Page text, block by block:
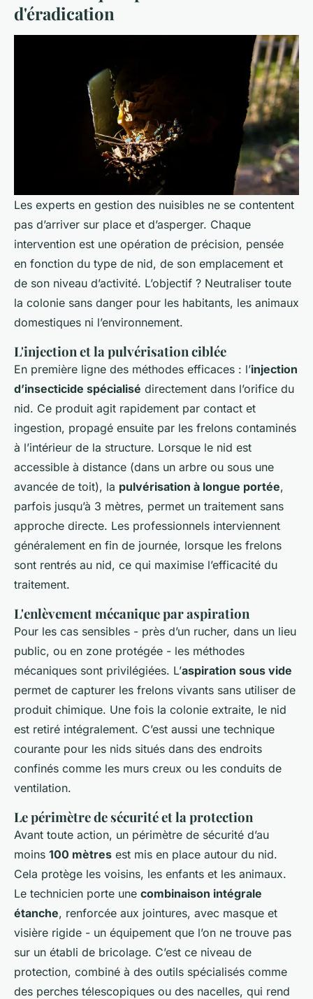
d'éradication
Les experts en gestion des nuisibles ne se contentent
pas d’arriver sur place et d’asperger. Chaque
intervention est une opération de précision, pensée
en fonction du type de nid, de son emplacement et
de son niveau d’activité. L’objectif ? Neutraliser toute
la colonie sans danger pour les habitants, les animaux
domestiques ni l’environnement.
L'injection et la pulvérisation ciblée
En première ligne des méthodes efficaces : l’injection
d’insecticide spécialisé directement dans l’orifice du
nid. Ce produit agit rapidement par contact et
ingestion, propagé ensuite par les frelons contaminés
à l’intérieur de la structure. Lorsque le nid est
accessible à distance (dans un arbre ou sous une
avancée de toit), la pulvérisation à longue portée,
parfois jusqu’à 3 mètres, permet un traitement sans
approche directe. Les professionnels interviennent
généralement en fin de journée, lorsque les frelons
sont rentrés au nid, ce qui maximise l’efficacité du
traitement.
L'enlèvement mécanique par aspiration
Pour les cas sensibles - près d’un rucher, dans un lieu
public, ou en zone protégée - les méthodes
mécaniques sont privilégiées. L’aspiration sous vide
permet de capturer les frelons vivants sans utiliser de
produit chimique. Une fois la colonie extraite, le nid
est retiré intégralement. C’est aussi une technique
courante pour les nids situés dans des endroits
confinés comme les murs creux ou les conduits de
ventilation.
Le périmètre de sécurité et la protection
Avant toute action, un périmètre de sécurité d’au
moins 100 mètres est mis en place autour du nid.
Cela protège les voisins, les enfants et les animaux.
Le technicien porte une combinaison intégrale
étanche, renforcée aux jointures, avec masque et
visière rigide - un équipement que l’on ne trouve pas
sur un établi de bricolage. C’est ce niveau de
protection, combiné à des outils spécialisés comme
des perches télescopiques ou des nacelles, qui rend